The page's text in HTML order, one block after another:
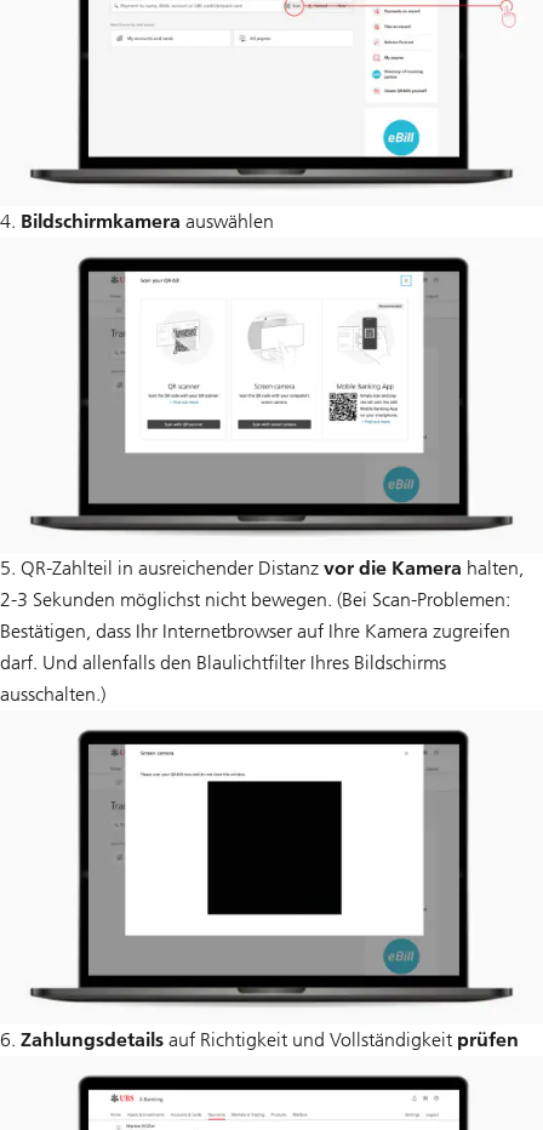
4. Bildschirmkamera auswählen
5. QR-Zahlteil in ausreichender Distanz vor die Kamera halten,
2-3 Sekunden möglichst nicht bewegen. (Bei Scan-Problemen:
Bestätigen, dass Ihr Internetbrowser auf Ihre Kamera zugreifen
darf. Und allenfalls den Blaulichtfilter Ihres Bildschirms
ausschalten.)
6. Zahlungsdetails auf Richtigkeit und Vollständigkeit prüfen